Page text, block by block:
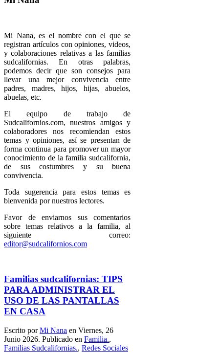
Mi Nana, es el nombre con el que se
registran artículos con opiniones, videos,
y colaboraciones relativas a las familias
sudcalifornias. En otras palabras,
podemos decir que son consejos para
llevar una mejor convivencia entre
padres, madres, hijos, hijas, abuelos,
abuelas, etc.
El equipo de trabajo de
Sudcalifornios.com, nuestros amigos y
colaboradores nos recomiendan estos
temas y opiniones, así se presentan de
forma continua para promover un mayor
conocimiento de la familia sudcalifornia,
de sus costumbres y su buena
convivencia.
Toda sugerencia para estos temas es
bienvenida por nuestros lectores.
Favor de enviarnos sus comentarios
sobre temas relativos a la familia, al
siguiente correo:
editor@sudcalifornios.com
Familias sudcalifornias: TIPS
PARA ADMINISTRAR EL
USO DE LAS PANTALLAS
EN CASA
Escrito porMi Nana en Viernes, 26
Junio 2026. Publicado en Familia.,
Familias Sudcalifornias., Redes Sociales